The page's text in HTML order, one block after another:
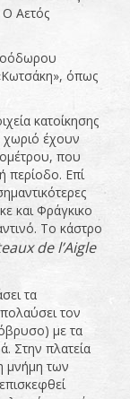
Ο Αετός
όπως
κατοίκησης
χωριό έχουν
που
περίοδο. Επί
και Φράγκικο
Το κάστρο
de l’Aigle
τα
τον
με τα
Στην πλατεία
μνήμη των